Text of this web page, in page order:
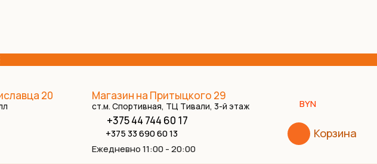
20 Магазин на Притыцкого 29
ст.м. Спортивная, ТЦ Тивали, 3-й этаж
+375 44 744 60 17
+375 33 690 60 13
Ежедневно 11:00 - 20:00
BYN
Корзина